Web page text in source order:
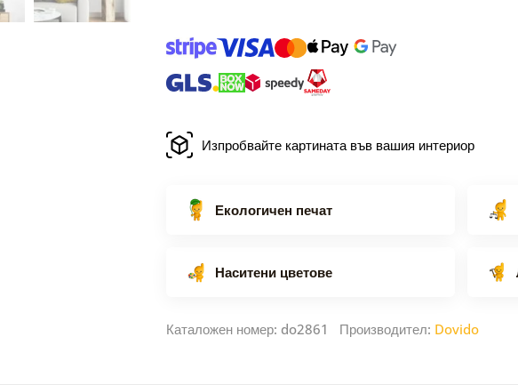
Изпробвайте картината във вашия интериор
Екологичен печат
Наситени цветове
Каталожен номер: do2861 Производител: Dovido